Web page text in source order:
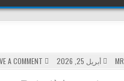
أبريل 25, 2026 A COMMENT